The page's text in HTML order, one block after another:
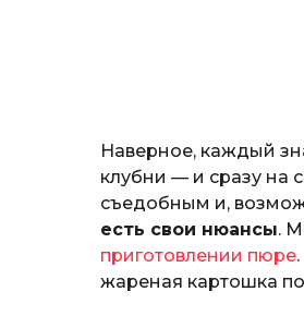
е
р
к
л
ю
к
Наверное, каждый
клубни — и сразу на
съедобным и,
есть свои нюансы.
приготовлении пюре
жареная картошка